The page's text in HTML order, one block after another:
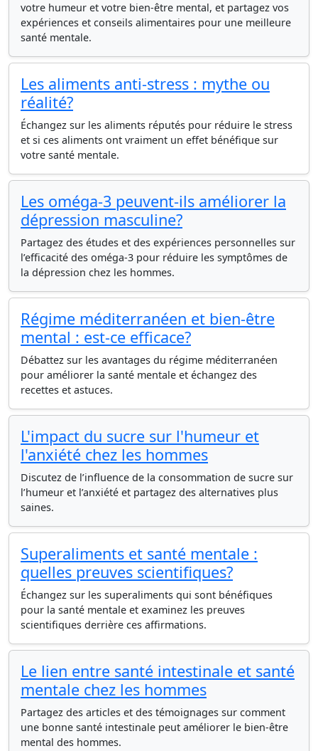
votre humeur et votre bien-être mental, et partagez vos
expériences et conseils alimentaires pour une meilleure
santé mentale.
Les aliments anti-stress : mythe ou
réalité?
Échangez sur les aliments réputés pour réduire le stress
et si ces aliments ont vraiment un effet bénéfique sur
votre santé mentale.
Les oméga-3 peuvent-ils améliorer la
dépression masculine?
Partagez des études et des expériences personnelles sur
l’efficacité des oméga-3 pour réduire les symptômes de
la dépression chez les hommes.
Régime méditerranéen et bien-être
mental : est-ce efficace?
Débattez sur les avantages du régime méditerranéen
pour améliorer la santé mentale et échangez des
recettes et astuces.
L'impact du sucre sur l'humeur et
l'anxiété chez les hommes
Discutez de l’influence de la consommation de sucre sur
l’humeur et l’anxiété et partagez des alternatives plus
saines.
Superaliments et santé mentale :
quelles preuves scientifiques?
Échangez sur les superaliments qui sont bénéfiques
pour la santé mentale et examinez les preuves
scientifiques derrière ces affirmations.
Le lien entre santé intestinale et santé
mentale chez les hommes
Partagez des articles et des témoignages sur comment
une bonne santé intestinale peut améliorer le bien-être
mental des hommes.